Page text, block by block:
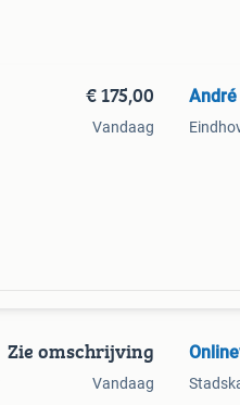
€ 175,00
Vandaag
André
Zie omschrijving
Vandaag